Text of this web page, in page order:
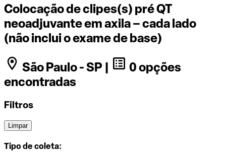
Colocação de clipes(s) pré QT
neoadjuvante em axila – cada lado
(não inclui o exame de base)
São Paulo - SP |
0 opções
encontradas
Filtros
Limpar
Tipo de coleta: